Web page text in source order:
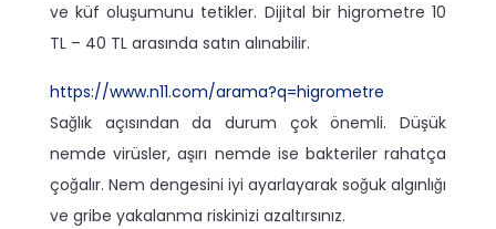
ve küf oluşumunu tetikler. Dijital bir higrometre 10
TL – 40 TL arasında satın alınabilir.
https://www.n11.com/arama?q=higrometre
Sağlık açısından da durum çok önemli. Düşük
nemde virüsler, aşırı nemde ise bakteriler rahatça
çoğalır. Nem dengesini iyi ayarlayarak soğuk algınlığı
ve gribe yakalanma riskinizi azaltırsınız.